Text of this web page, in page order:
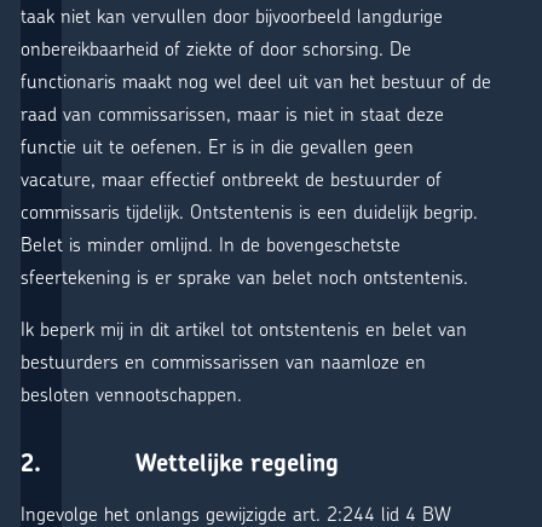
taak niet kan vervullen door bijvoorbeeld langdurige
onbereikbaarheid of ziekte of door schorsing. De
functionaris maakt nog wel deel uit van het bestuur of de
raad van commissarissen, maar is niet in staat deze
functie uit te oefenen. Er is in die gevallen geen
vacature, maar effectief ontbreekt de bestuurder of
commissaris tijdelijk. Ontstentenis is een duidelijk begrip.
Belet is minder omlijnd. In de bovengeschetste
sfeertekening is er sprake van belet noch ontstentenis.
Ik beperk mij in dit artikel tot ontstentenis en belet van
bestuurders en commissarissen van naamloze en
besloten vennootschappen.
2. Wettelijke regeling
Ingevolge het onlangs gewijzigde art. 2:244 lid 4 BW